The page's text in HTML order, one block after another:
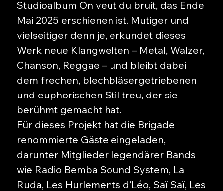
Studioalbum On veut du bruit, das Ende
Mai 2025 erschienen ist. Mutiger und
vielseitiger denn je, erkundet dieses
Werk neue Klangwelten – Metal, Walzer,
Chanson, Reggae – und bleibt dabei
dem frechen, blechbläsergetriebenen
und euphorischen Stil treu, der sie
berühmt gemacht hat.
Für dieses Projekt hat die Brigade
renommierte Gäste eingeladen,
darunter Mitglieder legendärer Bands
wie Radio Bemba Sound System, La
Ruda, Les Hurlements d’Léo, Saï Saï, Les